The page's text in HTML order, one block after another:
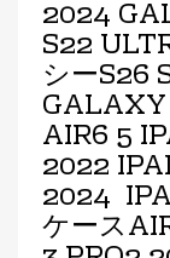
2024
S22
シーS26
AIR6 5
2022
2024
ケース